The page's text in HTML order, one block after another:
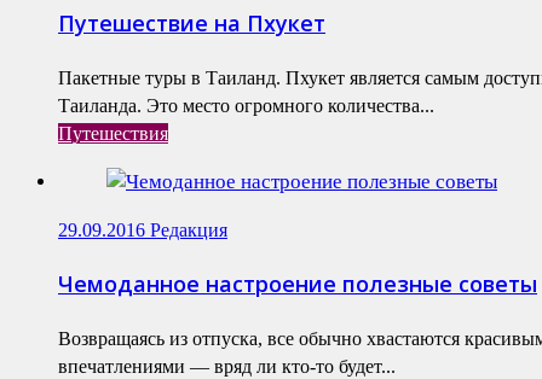
Путешествие на Пхукет
Пакетные туры в Таиланд. Пхукет является самым
Таиланда. Это место огромного количества...
Путешествия
29.09.2016 Редакция
Чемоданное настроение полезные советы
Возвращаясь из отпуска, все обычно хвастаются
впечатлениями — вряд ли кто-то будет...